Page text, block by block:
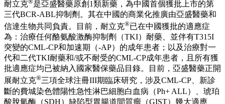
此次快速口頭報告的研究數據顯示，CML-CP 患者接受耐立克
®治療24 個周期時完全細胞遺傳學反應（CCyR）達91.3%，主
要分子學反應（MMR）達60.9%。且隨著治療時間越長，反應
深度增加；在安全性方面，耐立克在長期用藥過程中依然維持
穩定且可控的安全性譜，未觀察到新的安全性信號，整體耐受
性良好。隨著隨訪時間的進一步延長，本研究獲得了更成熟和
令人鼓舞的進展，其再次表明耐立克 ®在無T315I突變的CML
患者中具有良好的療效和安全性，為一線TKI治療失敗的
CML-CP患者提供了重要的潛在二線治療選擇。